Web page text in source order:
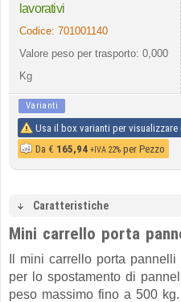
lavorativi
Codice: 701001140
Valore peso per trasporto: 0,000
Kg
Varianti
Usa il box varianti per visualizzare
Da € 165,94 +IVA 22% per Pezzo
Caratteristiche
Mini carrello porta
Il mini carrello porta
per lo spostamento di
peso massimo fino a 500